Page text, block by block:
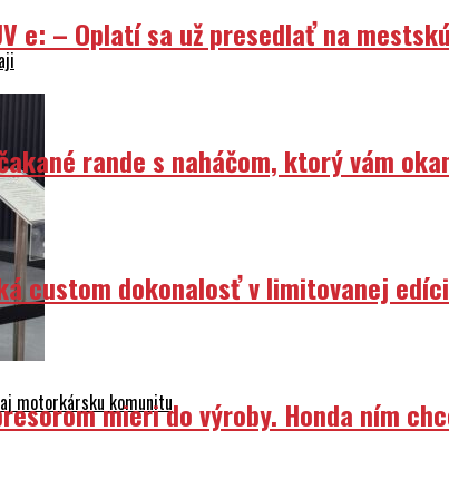
motorkársku komunitu
e: – Oplatí sa už presedlať na
rande s naháčom, ktorý vám
custom dokonalosť v limitovanej
mieri do výroby. Honda ním